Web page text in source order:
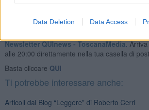
Data Deletion Data Access
Newsletter QUInews - ToscanaMedia.Arriva
alle 20:00 direttamente nella tua casella di
Basta cliccare QUI
Ti potrebbe interessare anche:
Articoli dal Blog “Leggere” di Roberto Cerri